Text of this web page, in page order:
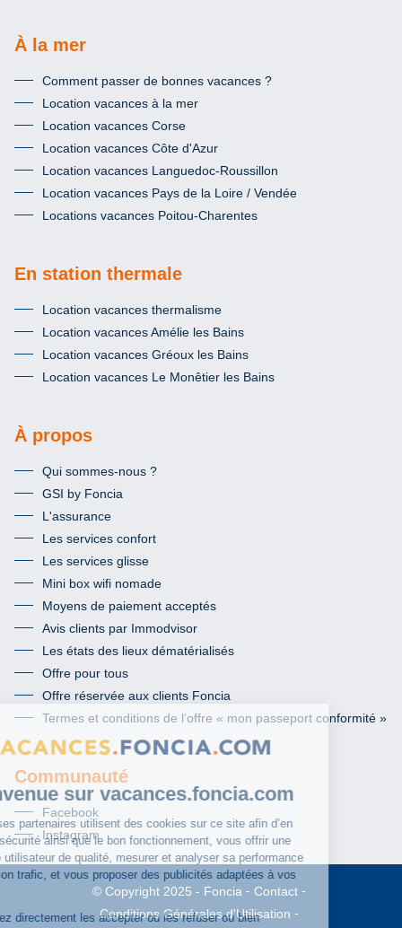
À la mer
Comment passer de bonnes vacances ?
Location vacances à la mer
Location vacances Corse
Location vacances Côte d'Azur
Location vacances Languedoc-Roussillon
Location vacances Pays de la Loire / Vendée
Locations vacances Poitou-Charentes
En station thermale
Location vacances thermalisme
Location vacances Amélie les Bains
Location vacances Gréoux les Bains
Location vacances Le Monêtier les Bains
À propos
Qui sommes-nous ?
GSI by Foncia
L'assurance
Les services confort
Les services glisse
Mini box wifi nomade
Moyens de paiement acceptés
Avis clients par Immodvisor
Les états des lieux dématérialisés
Offre pour tous
Offre réservée aux clients Foncia
Termes et conditions de l’offre « mon passeport conformité »
Communauté
Facebook
Instagram
© Copyright 2025 Foncia
Contact
Conditions Générales d'Utilisation